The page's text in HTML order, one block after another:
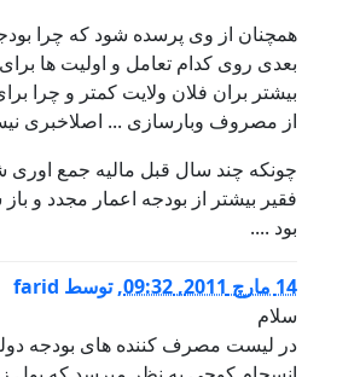
همچنان از وی پرسده شود که چرا
بعدی روی کدام تعامل و اولیت ها
بیشتر بران فلان ولایت کمتر و چرا
از مصروف وبارسازی ... اصلاخبری
چونکه چند سال قبل مالیه جمع اوری
فقیر بیشتر از بودجه اعمار مجدد و
بود ....
14 مارچ 2011, 09:32 ,توسط farid
سلام
در لیست مصرف کننده های بودجه